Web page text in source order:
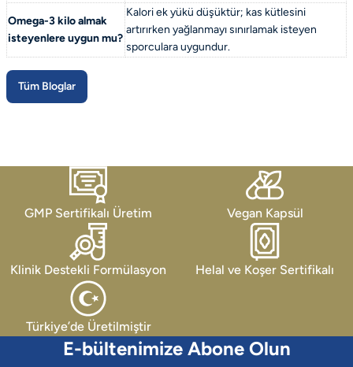
Omega-3 kilo almak
isteyenlere uygun mu?
Kalori ek yükü düşüktür; kas kütlesini
artırırken yağlanmayı sınırlamak isteyen
sporculara uygundur.
Tüm Bloglar
GMP Sertifikalı Üretim Vegan Kapsül
Klinik Destekli Formülasyon Helal ve Koşer Sertifikalı
Türkiye’de Üretilmiştir
E-bültenimize Abone Olun